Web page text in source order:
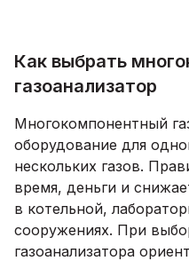
Как выбрать
газоанализатор
Многокомпонентный
оборудование для
нескольких газов.
время, деньги и
в котельной,
сооружениях. При
газоанализатора